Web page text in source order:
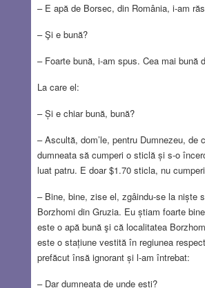
– E apă de Borsec, din România, i-am
– Şi e bună?
– Foarte bună, i-am spus. Cea mai bună
La care el:
– Și e chiar bună, bună?
– Ascultă, dom’le, pentru Dumnezeu, de
dumneata să cumperi o sticlă și s-o
luat patru. E doar $1.70 sticla, nu
– Bine, bine, zise el, zgâindu-se la niște
Borzhomi din Gruzia. Eu știam foarte
este o apă bună şi că localitatea
este o stațiune vestită în regiunea
prefăcut însă ignorant și l-am întrebat:
– Dar dumneata de unde ești?